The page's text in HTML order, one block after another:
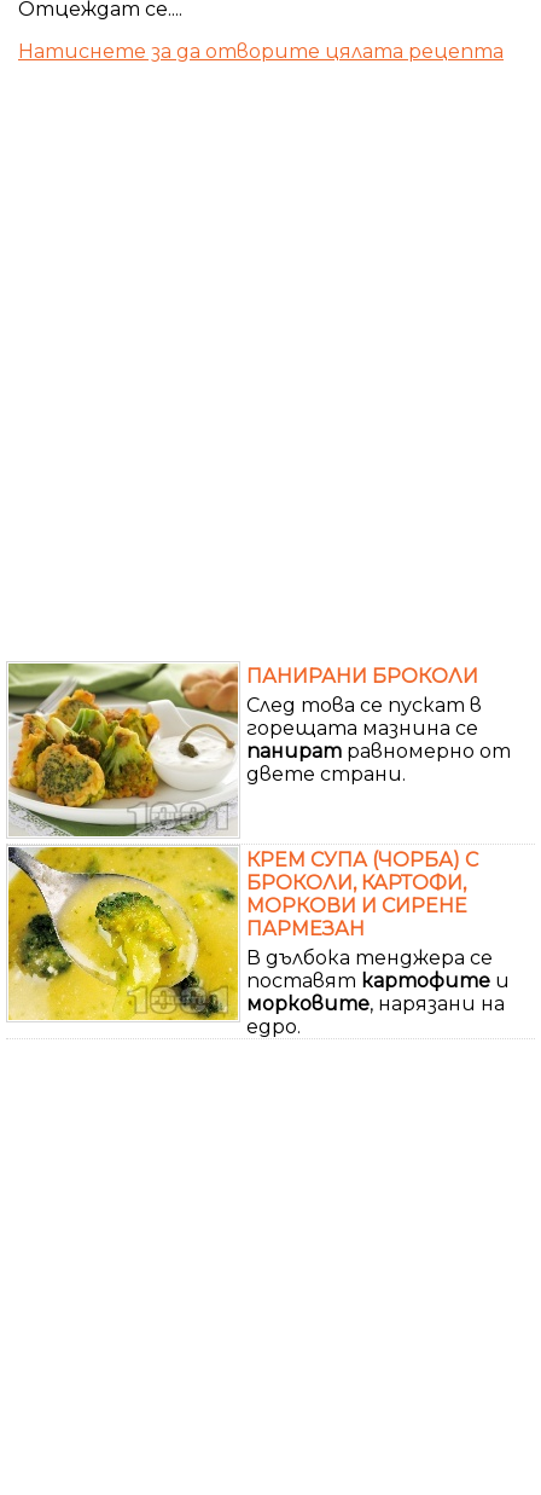
Отцеждат се....
Натиснете за да отворите цялата рецепта
ПАНИРАНИ БРОКОЛИ
След това се пускат в
горещата мазнина се
панират равномерно от
двете страни.
КРЕМ СУПА (ЧОРБА) С
БРОКОЛИ, КАРТОФИ,
МОРКОВИ И СИРЕНЕ
ПАРМЕЗАН
В дълбока тенджера се
поставят картофите и
морковите, нарязани на
едро.